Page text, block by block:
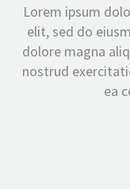
Lorem ipsum
elit, sed do
dolore magna
nostrud
ea